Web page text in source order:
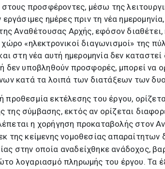
στους προσφέροντες, μέσω της
εργάσιμες ημέρες πριν τη νέα
Αναθέτουσας Αρχής, εφόσον
«ηλεκτρονικοί διαγωνισμοί» της
στη νέα αυτή ημερομηνία δεν
υποβληθούν προσφορές, μπορεί να
κατά τα λοιπά των διατάξεων των
προθεσμία εκτέλεσης του έργου,
της σύμβασης, εκτός αν ορίζεται
η χορήγηση προκαταβολής στον
της κείμενης νομοθεσίας
στην οποία αναδείχθηκε ανάδοχος,
λογαριασμό πληρωμής του έργου. Τα